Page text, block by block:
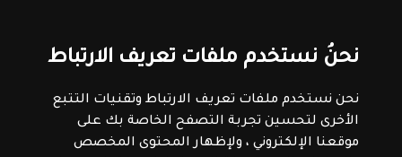
نحنُ نستخدم ملفات تعريف الارتباط
نحن نستخدم ملفات تعريف الارتباط وتقنيات التتبع
الأخرى لتحسين تجربة التصفح الخاصة بك على
موقعنا الإلكتروني ، ولإظهار المحتوى المخصص